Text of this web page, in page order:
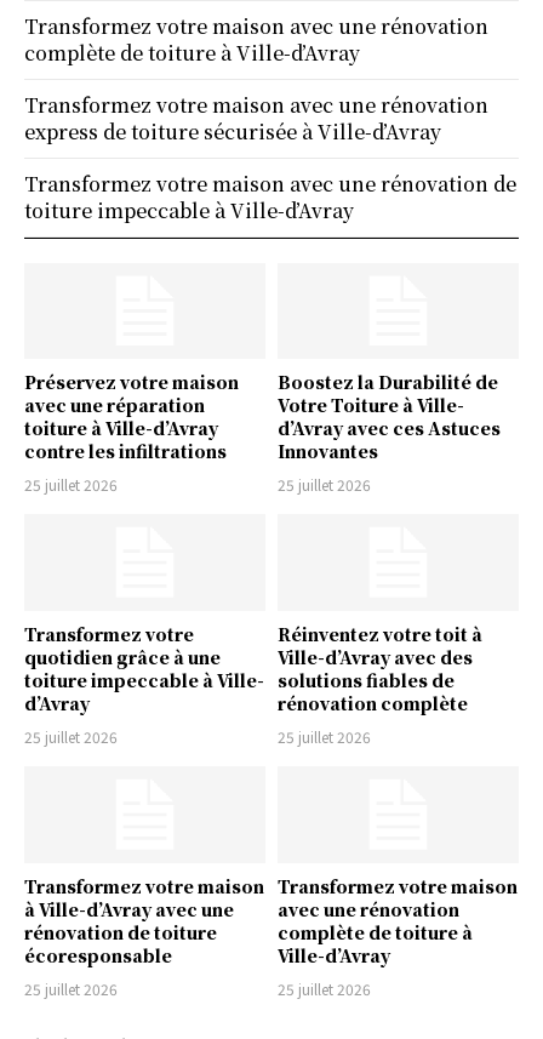
Préservez votre maison
avec une réparation
toiture à Ville-d’Avray
contre les infiltrations
25 juillet 2026
Boostez la Durabilité de
Votre Toiture à Ville-
d’Avray avec ces Astuces
Innovantes
25 juillet 2026
Transformez votre
quotidien grâce à une
toiture impeccable à Ville-
d’Avray
25 juillet 2026
Réinventez votre toit à
Ville-d’Avray avec des
solutions fiables de
rénovation complète
25 juillet 2026
Transformez votre maison
à Ville-d’Avray avec une
rénovation de toiture
écoresponsable
25 juillet 2026
Transformez votre maison
avec une rénovation
complète de toiture à
Ville-d’Avray
25 juillet 2026
Transformez votre maison avec une rénovation
complète de toiture à Ville-d’Avray
Transformez votre maison avec une rénovation
express de toiture sécurisée à Ville-d’Avray
Transformez votre maison avec une rénovation de
toiture impeccable à Ville-d’Avray